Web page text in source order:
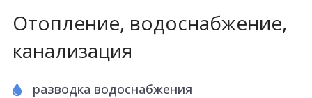
Отопление, водоснабжение,
канализация
разводка водоснабжения
Услуги